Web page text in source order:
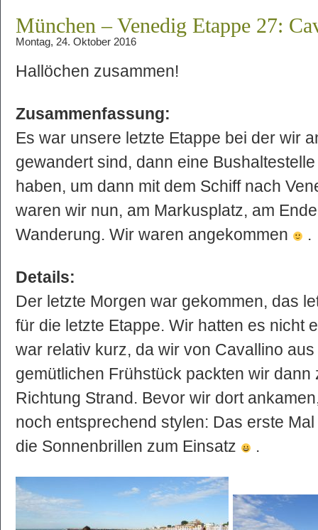
München – Venedig Etappe 27:
Montag, 24. Oktober 2016
Hallöchen zusammen!
Zusammenfassung:
Es war unsere letzte Etappe bei der wir
gewandert sind, dann eine
haben, um dann mit dem Schiff nach
waren wir nun, am Markusplatz, am
Wanderung. Wir waren angekommen
.
Details:
Der letzte Morgen war gekommen, das
für die letzte Etappe. Wir hatten es nicht
war relativ kurz, da wir von Cavallino
gemütlichen Frühstück packten wir dann
Richtung Strand. Bevor wir dort
noch entsprechend stylen: Das erste
die Sonnenbrillen zum Einsatz
.